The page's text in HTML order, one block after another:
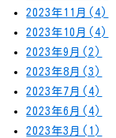
2023年11月(4)
2023年10月(4)
2023年9月(2)
2023年8月(3)
2023年7月(4)
2023年6月(4)
2023年3月(1)